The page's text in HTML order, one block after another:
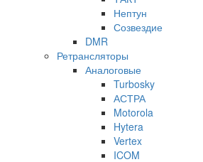
Нептун
Созвездие
DMR
Ретрансляторы
Аналоговые
Turbosky
АСТРА
Motorola
Hytera
Vertex
ICOM